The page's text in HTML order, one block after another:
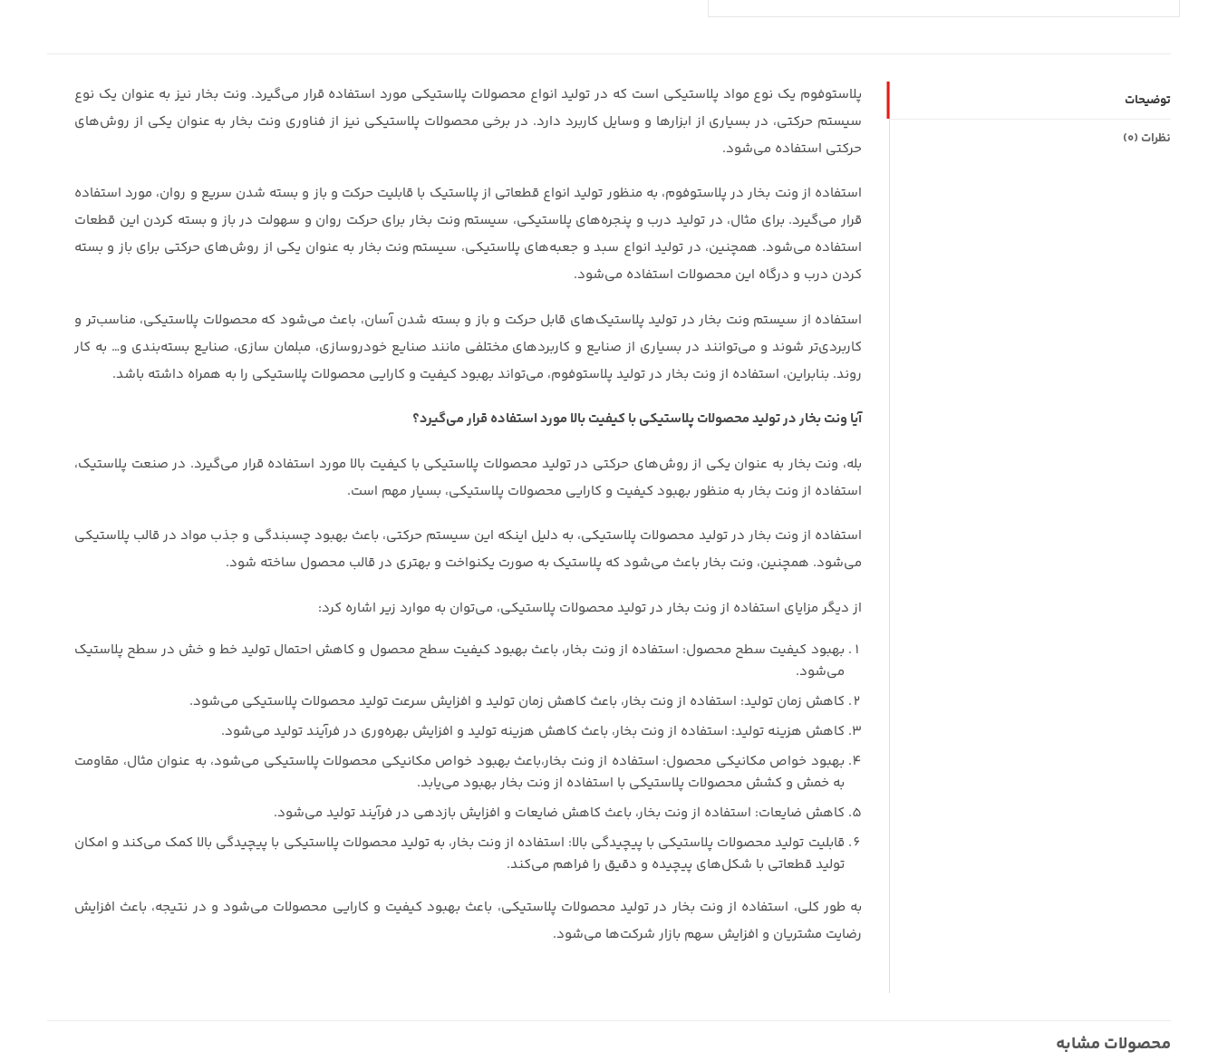
توضیحات
نظرات (0)
پلاستوفوم یک نوع مواد پلاستیکی است که در تولید انواع محصولات پلاستیکی مورد استفاده قرار می‌گیرد. ونت بخار نیز به عنوان یک نوع
سیستم حرکتی، در بسیاری از ابزارها و وسایل کاربرد دارد. در برخی محصولات پلاستیکی نیز از فناوری ونت بخار به عنوان یکی از روش‌های
حرکتی استفاده می‌شود.
استفاده از ونت بخار در پلاستوفوم، به منظور تولید انواع قطعاتی از پلاستیک با قابلیت حرکت و باز و بسته شدن سریع و روان، مورد استفاده
قرار می‌گیرد. برای مثال، در تولید درب و پنجره‌های پلاستیکی، سیستم ونت بخار برای حرکت روان و سهولت در باز و بسته کردن این قطعات
استفاده می‌شود. همچنین، در تولید انواع سبد و جعبه‌های پلاستیکی، سیستم ونت بخار به عنوان یکی از روش‌های حرکتی برای باز و بسته
کردن درب و درگاه این محصولات استفاده می‌شود.
استفاده از سیستم ونت بخار در تولید پلاستیک‌های قابل حرکت و باز و بسته شدن آسان، باعث می‌شود که محصولات پلاستیکی، مناسب‌تر و
کاربردی‌تر شوند و می‌توانند در بسیاری از صنایع و کاربردهای مختلفی مانند صنایع خودروسازی، مبلمان سازی، صنایع بسته‌بندی و… به کار
روند. بنابراین، استفاده از ونت بخار در تولید پلاستوفوم، می‌تواند بهبود کیفیت و کارایی محصولات پلاستیکی را به همراه داشته باشد.
آیا ونت بخار در تولید محصولات پلاستیکی با کیفیت بالا مورد استفاده قرار می‌گیرد؟
بله، ونت بخار به عنوان یکی از روش‌های حرکتی در تولید محصولات پلاستیکی با کیفیت بالا مورد استفاده قرار می‌گیرد. در صنعت پلاستیک،
استفاده از ونت بخار به منظور بهبود کیفیت و کارایی محصولات پلاستیکی، بسیار مهم است.
استفاده از ونت بخار در تولید محصولات پلاستیکی، به دلیل اینکه این سیستم حرکتی، باعث بهبود چسبندگی و جذب مواد در قالب پلاستیکی
می‌شود. همچنین، ونت بخار باعث می‌شود که پلاستیک به صورت یکنواخت و بهتری در قالب محصول ساخته شود.
از دیگر مزایای استفاده از ونت بخار در تولید محصولات پلاستیکی، می‌توان به موارد زیر اشاره کرد:
بهبود کیفیت سطح محصول: استفاده از ونت بخار، باعث بهبود کیفیت سطح محصول و کاهش احتمال تولید خط و خش در سطح پلاستیک
می‌شود.
کاهش زمان تولید: استفاده از ونت بخار، باعث کاهش زمان تولید و افزایش سرعت تولید محصولات پلاستیکی می‌شود.
کاهش هزینه تولید: استفاده از ونت بخار، باعث کاهش هزینه تولید و افزایش بهره‌وری در فرآیند تولید می‌شود.
بهبود خواص مکانیکی محصول: استفاده از ونت بخار،باعث بهبود خواص مکانیکی محصولات پلاستیکی می‌شود، به عنوان مثال، مقاومت
به خمش و کشش محصولات پلاستیکی با استفاده از ونت بخار بهبود می‌یابد.
کاهش ضایعات: استفاده از ونت بخار، باعث کاهش ضایعات و افزایش بازدهی در فرآیند تولید می‌شود.
قابلیت تولید محصولات پلاستیکی با پیچیدگی بالا: استفاده از ونت بخار، به تولید محصولات پلاستیکی با پیچیدگی بالا کمک می‌کند و امکان
تولید قطعاتی با شکل‌های پیچیده و دقیق را فراهم می‌کند.
به طور کلی، استفاده از ونت بخار در تولید محصولات پلاستیکی، باعث بهبود کیفیت و کارایی محصولات می‌شود و در نتیجه، باعث افزایش
رضایت مشتریان و افزایش سهم بازار شرکت‌ها می‌شود.
محصولات مشابه